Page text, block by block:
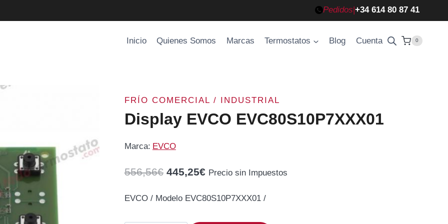
Pedidos|+34 614 80 87 41
Inicio Quienes Somos Marcas Termostatos Blog Cuenta 0
FRÍO COMERCIAL / INDUSTRIAL
Display EVCO EVC80S10P7XXX01
Marca: EVCO
556,56€ El
445,25€ElPrecio sin Impuestos
EVCO / Modelo EVC80S10P7XXX01 /